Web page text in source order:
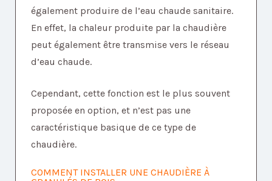
également produire de l’eau chaude sanitaire.
En effet, la chaleur produite par la chaudière
peut également être transmise vers le réseau
d’eau chaude.
Cependant, cette fonction est le plus souvent
proposée en option, et n’est pas une
caractéristique basique de ce type de
chaudière.
COMMENT INSTALLER UNE CHAUDIÈRE À